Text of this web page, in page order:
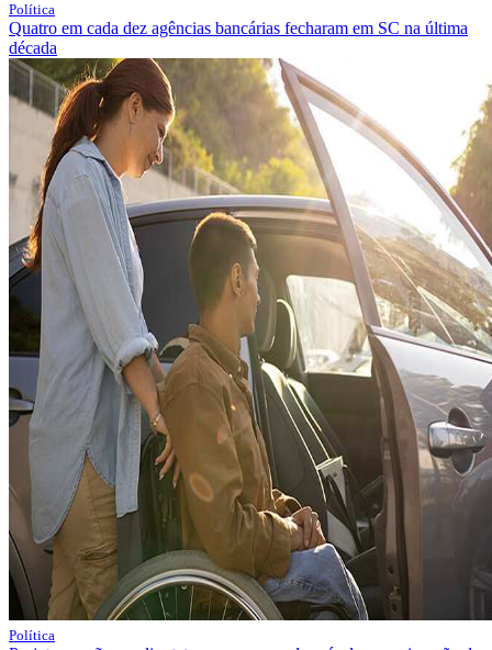
Política
Quatro em cada dez agências bancárias fecharam em SC na última
década
Política